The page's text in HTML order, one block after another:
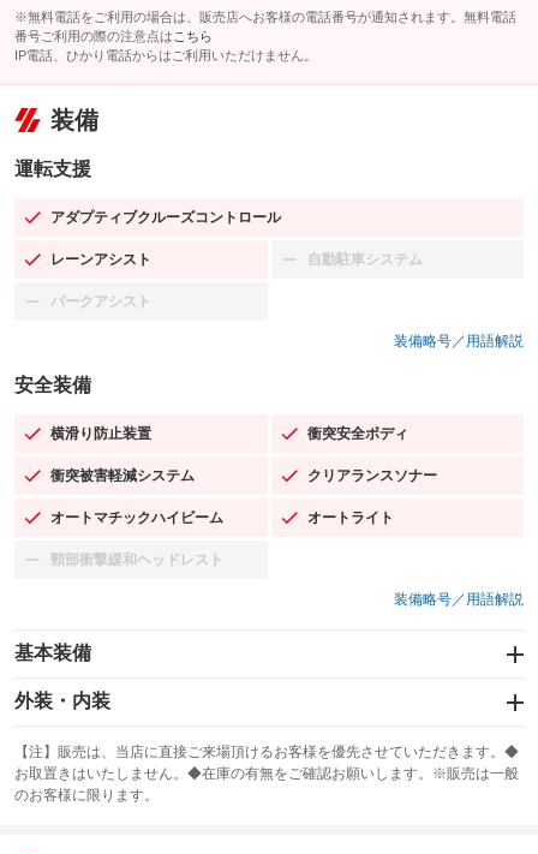
※無料電話をご利用の場合は、販売店へお客様の電話番号が通知されます。無料電話
番号ご利用の際の注意点は こちら
IP電話、ひかり電話からはご利用いただけません。
装備
運転支援
アダプティブクルーズコントロール
：装備あり
レーンアシスト
：装備あり 自動駐車システム
：装備なし
パークアシスト
：装備なし
装備略号／用語解説
安全装備
横滑り防止装置
：装備あり 衝突安全ボディ
：装備あり
衝突被害軽減システム
：装備あり クリアランスソナー
：装備あり
オートマチックハイビーム
：装備あり オートライト
：装備あり
頸部衝撃緩和ヘッドレスト
：装備なし
装備略号／用語解説
基本装備
エアバッグ：運転席/助手席/サイド
：装備あり
：装備なし
サンルーフ
：装備なし ABS
外装・内装
カーナビ：SDナビ
：装備あり
TV：フルセグ
：装備あり
【注】販売は、当店に直接ご来場頂けるお客様を優先させていただきます。◆
お取置きはいたしません。◆在庫の有無をご確認お願いします。※販売は一般
のお客様に限ります。